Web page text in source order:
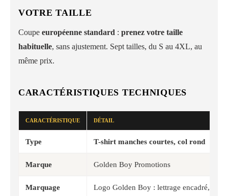
VOTRE TAILLE
Coupe européenne standard : prenez votre taille
habituelle, sans ajustement. Sept tailles, du S au 4XL, au
même prix.
CARACTÉRISTIQUES TECHNIQUES
CARACTÉRISTIQUE DÉTAIL
Type T-shirt manches courtes, col rond
Marque Golden Boy Promotions
Marquage
Logo Golden Boy : lettrage encadré,